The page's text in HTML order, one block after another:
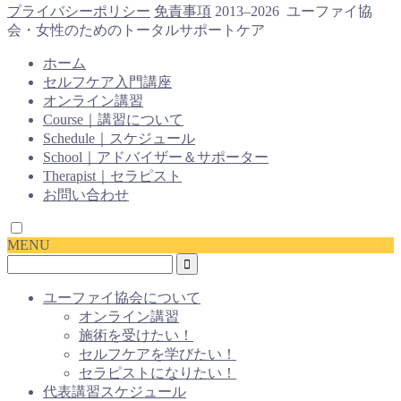
プライバシーポリシー 免責事項 2013–2026 ユーファイ協
会・女性のためのトータルサポートケア
ホーム
セルフケア入門講座
オンライン講習
Course｜講習について
Schedule｜スケジュール
School｜アドバイザー＆サポーター
Therapist｜セラピスト
お問い合わせ
MENU
ユーファイ協会について
オンライン講習
施術を受けたい！
セルフケアを学びたい！
セラピストになりたい！
代表講習スケジュール